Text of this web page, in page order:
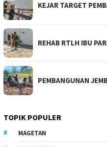
KEJAR TARGET
REHAB RTLH IBU
PEMBANGUNAN
TOPIK POPULER
MAGETAN